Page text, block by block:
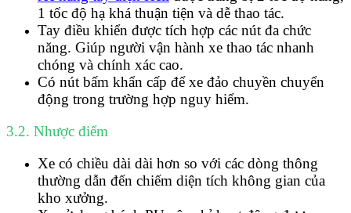
1 tốc độ hạ khá thuận tiện và dễ thao tác.
Tay điều khiển được tích hợp các nút đa chức
năng. Giúp người vận hành xe thao tác nhanh
chóng và chính xác cao.
Có nút bấm khẩn cấp để xe đảo chuyền chuyển
động trong trường hợp nguy hiểm.
3.2. Nhược điểm
Xe có chiều dài dài hơn so với các dòng thông
thường dẫn đến chiếm diện tích không gian của
kho xưởng.